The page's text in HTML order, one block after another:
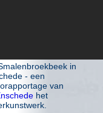
in
- een
van
het